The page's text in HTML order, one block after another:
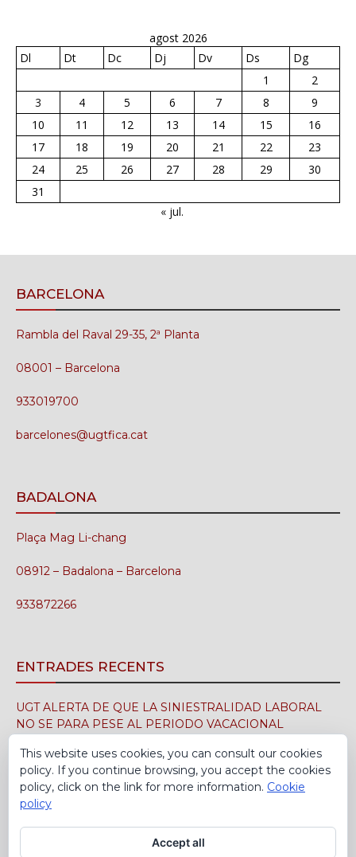
agost 2026
Dl
Dt Dc Dj Dv Ds
Dg
1
2
3
4 5 6 7 8
9
10
11 12 13 14 15
16
17
18 19 20 21 22
23
24
25 26 27 28 29
30
31
« jul.
BARCELONA
Rambla del Raval 29-35, 2ª Planta
08001 – Barcelona
933019700
barcelones@ugtfica.cat
BADALONA
Plaça Mag Li-chang
08912 – Badalona – Barcelona
933872266
ENTRADES RECENTS
UGT ALERTA DE QUE LA SINIESTRALIDAD LABORAL
NO SE PARA PESE AL PERIODO VACACIONAL
UGT FICA FIRMA EN EL SIMA EL CONVENIO
COLECTIVO DE LA INDUSTRIA DEL CALZADO PARA EL
PERÍODO 2026-2029
30 de juliol de 2026
This website uses cookies, you can consult our cookies
policy. If you continue browsing, you accept the cookies
policy, click on the link for more information. Cookie
policy
Accept all